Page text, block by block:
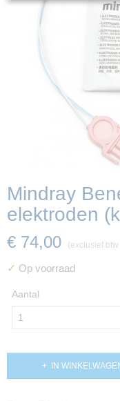
Mindray
elektroden
€ 74,00 (exclusief
✓ Op voorraad
Aantal
IN